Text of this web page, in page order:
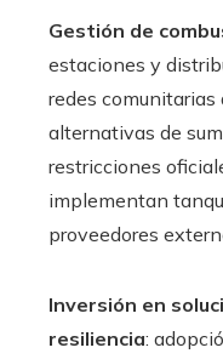
Gestión de
estaciones y
redes comunitarias
alternativas de
restricciones
implementan
proveedores
Inversión en
resiliencia: